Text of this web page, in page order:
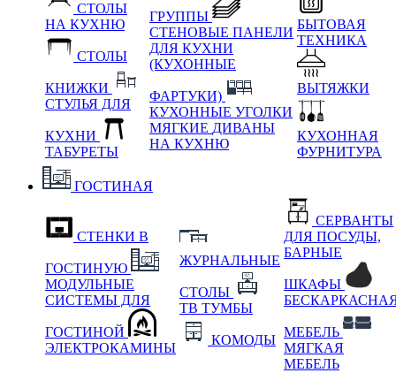
СТОЛЫ
НА КУХНЮ
СТОЛЫ
КНИЖКИ
СТУЛЬЯ ДЛЯ
КУХНИ
ТАБУРЕТЫ
ГРУППЫ
СТЕНОВЫЕ ПАНЕЛИ
ДЛЯ КУХНИ
(КУХОННЫЕ
ФАРТУКИ)
КУХОННЫЕ УГОЛКИ
МЯГКИЕ ДИВАНЫ
НА КУХНЮ
БЫТОВАЯ
ТЕХНИКА
ВЫТЯЖКИ
КУХОННАЯ
ФУРНИТУРА
ГОСТИНАЯ
СТЕНКИ В
ГОСТИНУЮ
МОДУЛЬНЫЕ
СИСТЕМЫ ДЛЯ
ГОСТИНОЙ
ЭЛЕКТРОКАМИНЫ
ЖУРНАЛЬНЫЕ
СТОЛЫ
ТВ ТУМБЫ
КОМОДЫ
СЕРВАНТЫ
ДЛЯ ПОСУДЫ,
БАРНЫЕ
ШКАФЫ
МЕБЕЛЬ
МЯГКАЯ
МЕБЕЛЬ